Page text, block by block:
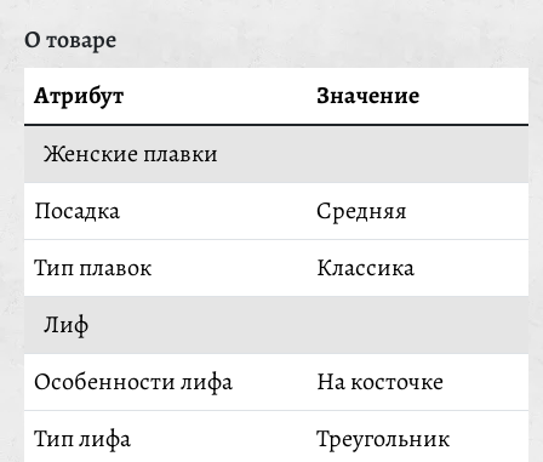
О товаре
Атрибут
Значение
Женские плавки
Посадка
Средняя
Тип плавок
Классика
Лиф
Особенности лифа
На косточке
Тип лифа
Треугольник